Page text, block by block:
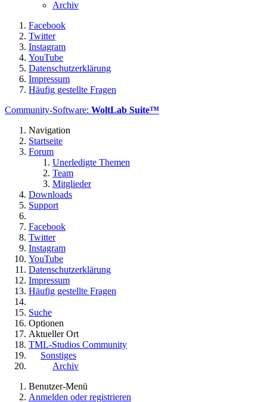
Archiv
Facebook
Twitter
Instagram
YouTube
Datenschutzerklärung
Impressum
Häufig gestellte Fragen
Community-Software: WoltLab Suite™
Navigation
Startseite
Forum
Unerledigte Themen
Team
Mitglieder
Downloads
Support
Facebook
Twitter
Instagram
YouTube
Datenschutzerklärung
Impressum
Häufig gestellte Fragen
Suche
Optionen
Aktueller Ort
TML-Studios Community
Sonstiges
Archiv
Benutzer-Menü
Anmelden oder registrieren